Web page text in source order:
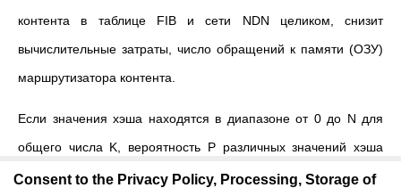
контента в таблице FIB и сети NDN целиком, снизит
вычислительные затраты, число обращений к памяти (ОЗУ)
маршрутизатора контента.
Если значения хэша находятся в диапазоне от 0 до N для
общего числа K, вероятность P различных значений хэша
определяется как уравнение (1), а уравнение (2) является
Consent to the Privacy Policy, Processing, Storage of